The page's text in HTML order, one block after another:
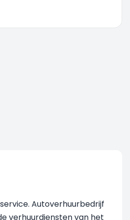
Autoverhuurbedrijf
verhuurdiensten van het